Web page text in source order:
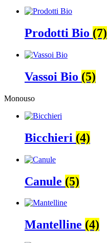
Prodotti Bio (7)
Vassoi Bio (5)
Monouso
Bicchieri (4)
Canule (5)
Mantelline (4)